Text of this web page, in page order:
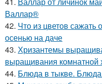
Валлар®
42. Что из цветов
осенью на даче
43. Хризантемы
выращивания комнатной
44. Блюда в тыкве.